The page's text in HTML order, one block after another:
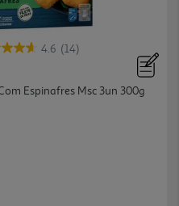
4.6 (14)
Espinafres Msc 3un 300g